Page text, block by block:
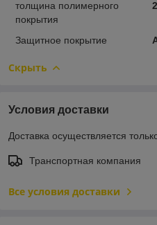
толщина полимерного
покрытия
Защитное покрытие
Скрыть
Условия доставки
Доставка осуществляется
Транспортная компания
Все условия доставки